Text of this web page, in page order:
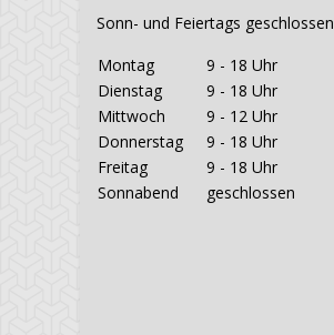
Sonn- und Feiertags geschlossen
Montag
9 - 18 Uhr
Dienstag
9 - 18 Uhr
Mittwoch
9 - 12 Uhr
Donnerstag
9 - 18 Uhr
Freitag
9 - 18 Uhr
Sonnabend
geschlossen